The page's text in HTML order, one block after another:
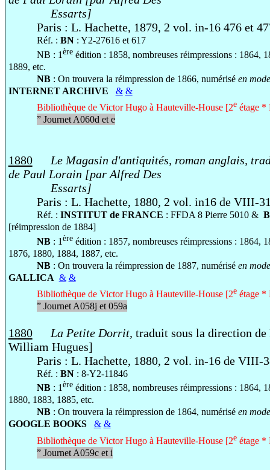
Essarts]
Paris : L. Hachette, 1879, 2 vol. in-16 476 et
Réf. : BN: Y2-27616 et 617
NB : 1 èreédition : 1858, nombreuses réimpressions : 1864,
1889, etc.
NB: On trouvera la réimpression de 1866, numérisé en
INTERNET ARCHIVE & &
Bibliothèque de Victor Hugo à Hauteville-House [2eétage *
”Journet A060d et e
1880
Le Magasin d'antiquités, roman anglais,
de Paul Lorain [par Alfred Des
Essarts]
Paris : L. Hachette, 1880, 2 vol. in16 de VIII-
Réf. : INSTITUT de FRANCE : FFDA 8 Pierre 5010 &
[réimpression de 1884]
NB: 1 èreédition : 1857, nombreuses réimpressions : 1864,
1876, 1880, 1884, 1887, etc.
NB: On trouvera la réimpression de 1887, numérisé en
GALLICA & &
Bibliothèque de Victor Hugo à Hauteville-House [2eétage *
”Journet A058j et 059a
1880 La Petite Dorrit, traduit sous la direction
William Hugues]
Paris : L. Hachette, 1880, 2 vol. in-16 de VIII-
Réf. : BN: 8-Y2-11846
NB: 1èreédition : 1858, nombreuses réimpressions : 1864,
1880, 1883, 1885, etc.
NB: On trouvera la réimpression de 1864, numérisé en
GOOGLE BOOKS
& &
Bibliothèque de Victor Hugo à Hauteville-House [2eétage *
”Journet A059c et i